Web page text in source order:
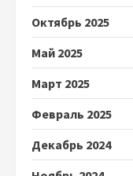
Октябрь 2025
Май 2025
Март 2025
Февраль 2025
Декабрь 2024